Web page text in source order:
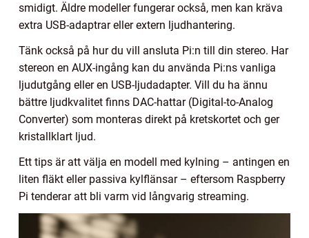
smidigt. Äldre modeller fungerar också, men kan kräva
extra USB-adaptrar eller extern ljudhantering.
Tänk också på hur du vill ansluta Pi:n till din stereo. Har
stereon en AUX-ingång kan du använda Pi:ns vanliga
ljudutgång eller en USB-ljudadapter. Vill du ha ännu
bättre ljudkvalitet finns DAC-hattar (Digital-to-Analog
Converter) som monteras direkt på kretskortet och ger
kristallklart ljud.
Ett tips är att välja en modell med kylning – antingen en
liten fläkt eller passiva kylflänsar – eftersom Raspberry
Pi tenderar att bli varm vid långvarig streaming.